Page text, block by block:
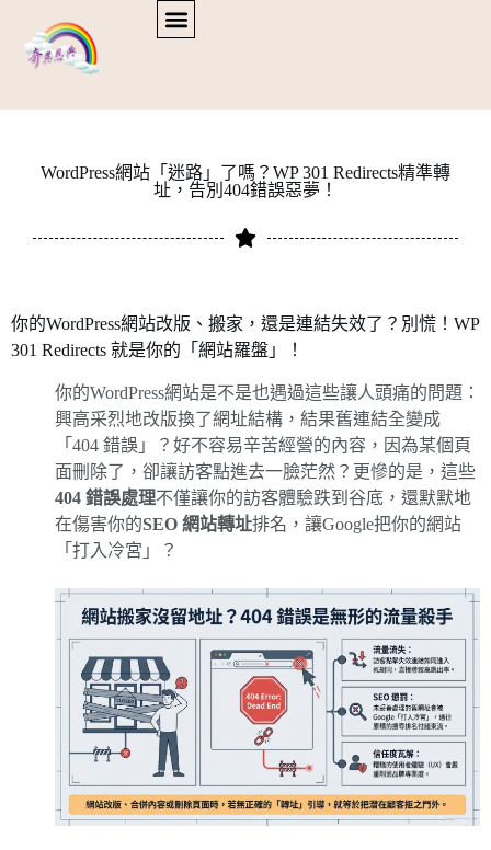
WordPress網站「迷路」了嗎？WP 301 Redirects精準轉
址，告別404錯誤惡夢！
你的WordPress網站改版、搬家，還是連結失效了？別慌！WP
301 Redirects 就是你的「網站羅盤」！
你的WordPress網站是不是也遇過這些讓人頭痛的問題：
興高采烈地改版換了網址結構，結果舊連結全變成
「404 錯誤」？好不容易辛苦經營的內容，因為某個頁
面刪除了，卻讓訪客點進去一臉茫然？更慘的是，這些
404 錯誤處理不僅讓你的訪客體驗跌到谷底，還默默地
在傷害你的SEO 網站轉址排名，讓Google把你的網站
「打入冷宮」？